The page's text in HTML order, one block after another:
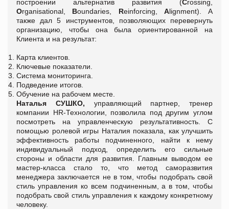
построении альтернатив развития (Crossing,
Organisational, Boundaries, Reinforcing, Alignment). А
также дал 5 инструментов, позволяющих перевернуть
организацию, чтобы она была ориентированной на
Клиента и на результат:
Карта клиентов.
Ключевые показатели.
Система мониторинга.
Подведение итогов.
Обучение на рабочем месте.
Наталья СУШКО, управляющий партнер, тренер
компании HR-Технологии, позволила под другим углом
посмотреть на управленческую результативность. С
помощью ролевой игры Наталия показала, как улучшить
эффективность работы подчиненного, найти к нему
индивидуальный подход, определить его сильные
стороны и области для развития. Главным выводом ее
мастер-класса стало то, что метод саморазвития
менеджера заключается не в том, чтобы подобрать свой
стиль управления ко всем подчиненным, а в том, чтобы
подобрать свой стиль управления к каждому конкретному
человеку.